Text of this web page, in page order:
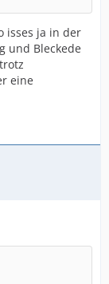
isses ja in der
und Bleckede
eine